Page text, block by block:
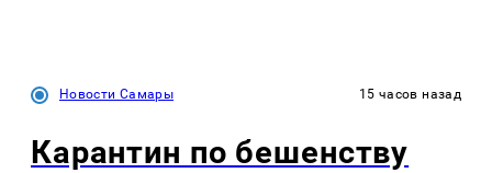
Новости Самары 15 часов назад
Карантин по бешенству